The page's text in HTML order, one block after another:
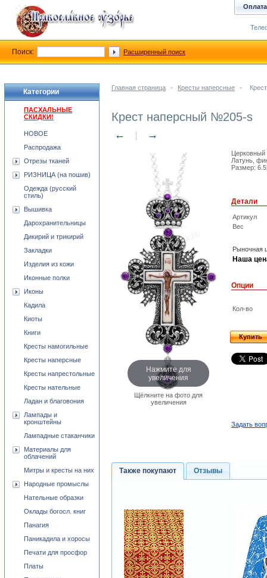
Главная страница - Кресты наперсные -
Крест наперсный №205-s
← →
Нажмите для
увеличения
Щёлкните на фото для
увеличения
Церковный
Латунь,
Размер:
Детали
Артикул
Вес
Рыночная
Наша
Опции
Кол-во
Купить
Задать
Также покупают Отзывы
Категории
ПАСХАЛЬНЫЕ
СКИДКИ!
НОВОЕ
Распродажа
Отрезы тканей
РИЗНИЦА (на пошив)
Одежда (русский
стиль)
Вышивка
Дарохранительницы
Дикирий и трикирий
Закладки
Изделия из кожи
Иконные полки
Иконы
Кадила
Киоты
Книги
Кресты намогильные
Кресты наперсные
Кресты напрестольные
Кресты нательные
Ладан и благовония
Лампады и
кронштейны
Лампадные стаканчики
Материалы для
облачений
Митры и кресты на них
Народные промыслы
Нательные образки
Оклады богосл. книг
Панагия
Паникадила и хоросы
Печати для просфор
Платы
Оплата
Поиск: Расширенный поиск